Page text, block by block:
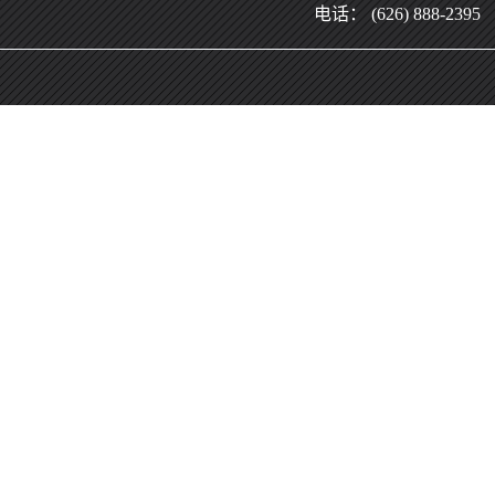
电话： (626) 888-2395